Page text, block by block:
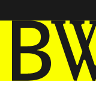
BWA Wrocław
Galerie Sztuki